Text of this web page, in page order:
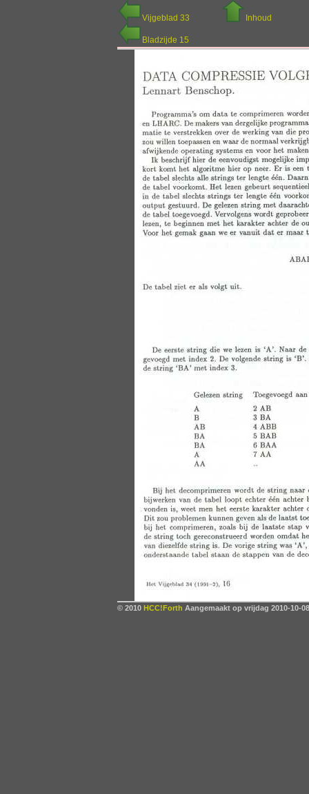
Vijgeblad 33 Inhoud
Bladzijde 15
© 2010 HCC!Forth Aangemaakt op vrijdag 2010-10-